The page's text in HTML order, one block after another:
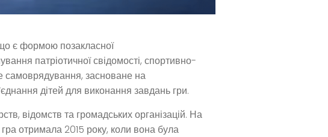
є формою позакласної
патріотичної свідомості, спортивно-
самоврядування, засноване на
дітей для виконання завдань гри.
відомств та громадських організацій. На
отримала 2015 року, коли вона була